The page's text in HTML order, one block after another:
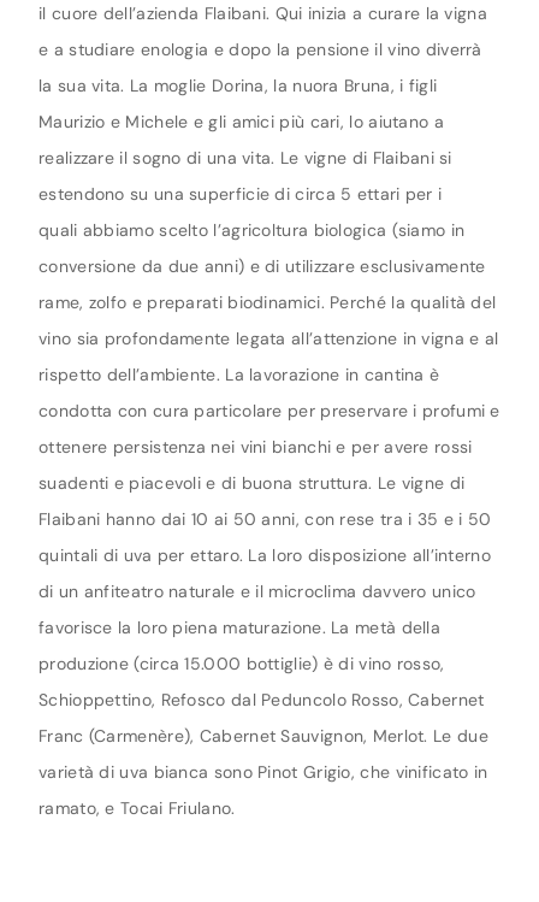
il cuore dell’azienda Flaibani. Qui inizia a curare la vigna
e a studiare enologia e dopo la pensione il vino diverrà
la sua vita. La moglie Dorina, la nuora Bruna, i figli
Maurizio e Michele e gli amici più cari, lo aiutano a
realizzare il sogno di una vita. Le vigne di Flaibani si
estendono su una superficie di circa 5 ettari per i
quali abbiamo scelto l’agricoltura biologica (siamo in
conversione da due anni) e di utilizzare esclusivamente
rame, zolfo e preparati biodinamici. Perché la qualità del
vino sia profondamente legata all’attenzione in vigna e al
rispetto dell’ambiente. La lavorazione in cantina è
condotta con cura particolare per preservare i profumi e
ottenere persistenza nei vini bianchi e per avere rossi
suadenti e piacevoli e di buona struttura. Le vigne di
Flaibani hanno dai 10 ai 50 anni, con rese tra i 35 e i 50
quintali di uva per ettaro. La loro disposizione all’interno
di un anfiteatro naturale e il microclima davvero unico
favorisce la loro piena maturazione. La metà della
produzione (circa 15.000 bottiglie) è di vino rosso,
Schioppettino, Refosco dal Peduncolo Rosso, Cabernet
Franc (Carmenère), Cabernet Sauvignon, Merlot. Le due
varietà di uva bianca sono Pinot Grigio, che vinificato in
ramato, e Tocai Friulano.